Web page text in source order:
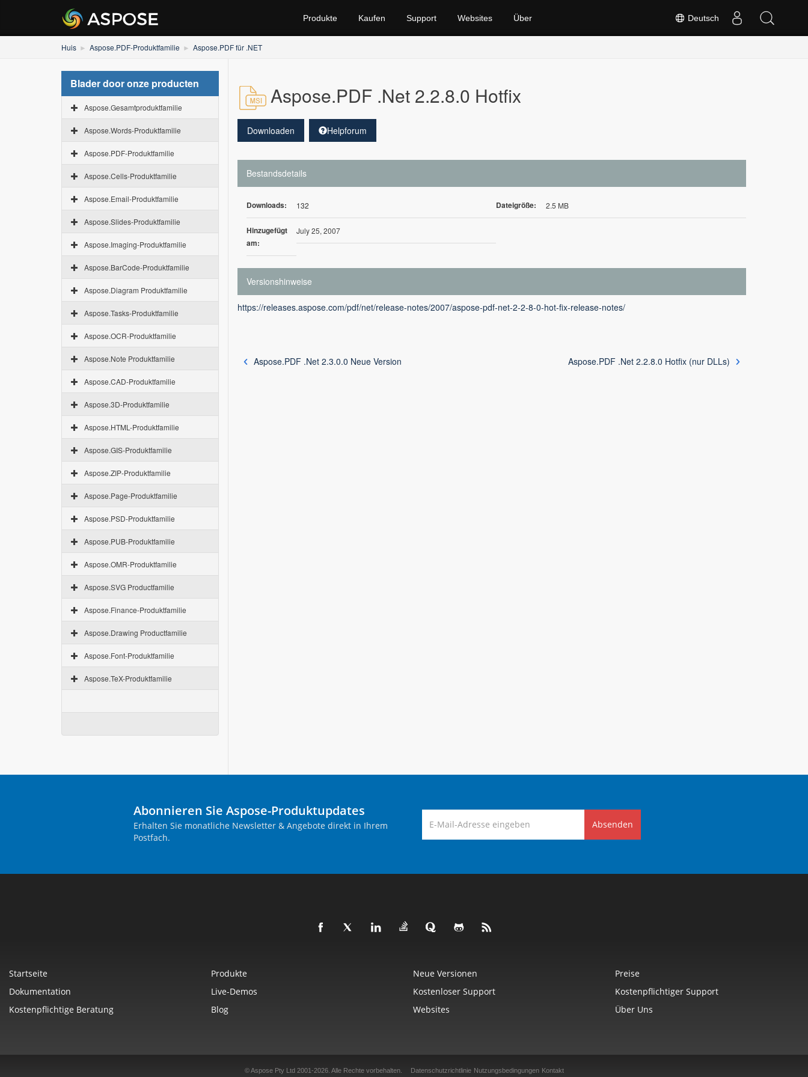
Deutsch
Produkte Kaufen Support Websites Über
Huis Aspose.PDF-Produktfamilie Aspose.PDF für .NET
Blader door onze producten
Aspose.Gesamtproduktfamilie
Aspose.Words-Produktfamilie
Aspose.PDF-Produktfamilie
Aspose.Cells-Produktfamilie
Aspose.Email-Produktfamilie
Aspose.Slides-Produktfamilie
Aspose.Imaging-Produktfamilie
Aspose.BarCode-Produktfamilie
Aspose.Diagram Produktfamilie
Aspose.Tasks-Produktfamilie
Aspose.OCR-Produktfamilie
Aspose.Note Produktfamilie
Aspose.CAD-Produktfamilie
Aspose.3D-Produktfamilie
Aspose.HTML-Produktfamilie
Aspose.GIS-Produktfamilie
Aspose.ZIP-Produktfamilie
Aspose.Page-Produktfamilie
Aspose.PSD-Produktfamilie
Aspose.PUB-Produktfamilie
Aspose.OMR-Produktfamilie
Aspose.SVG Productfamilie
Aspose.Finance-Produktfamilie
Aspose.Drawing Productfamilie
Aspose.Font-Produktfamilie
Aspose.TeX-Produktfamilie
Aspose.PDF .Net 2.2.8.0 Hotfix
Downloaden Helpforum
Bestandsdetails
Downloads: 132 Dateigröße: 2.5 MB
Hinzugefügt
am:
July 25, 2007
Versionshinweise
https://releases.aspose.com/pdf/net/release-notes/2007/aspose-pdf-net-2-2-8-0-hot-fix-release-notes/
Aspose.PDF .Net 2.3.0.0 Neue Version Aspose.PDF .Net 2.2.8.0 Hotfix (nur DLLs)
Abonnieren Sie Aspose-Produktupdates
Erhalten Sie monatliche Newsletter & Angebote direkt in Ihrem
Postfach.
Absenden
Startseite Produkte Neue Versionen
Preise
Dokumentation
Live-Demos Kostenloser Support
Kostenpflichtiger Support
Kostenpflichtige Beratung
Blog Websites Über Uns
© Aspose Pty Ltd 2001-2026. Alle Rechte vorbehalten. Datenschutzrichtlinie Nutzungsbedingungen Kontakt